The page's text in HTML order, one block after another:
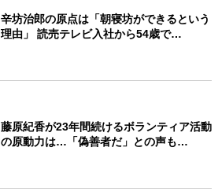
辛坊治郎の原点は「朝寝坊ができるという
理由」 読売テレビ入社から54歳で…
藤原紀香が23年間続けるボランティア活動
の原動力は…「偽善者だ」との声も…